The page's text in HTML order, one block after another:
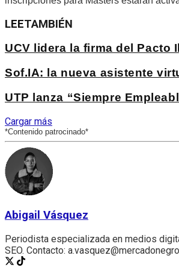
LEETAMBIÉN
UCV lidera la firma del Pacto
Sof.IA: la nueva asistente
UTP lanza “Siempre
Cargar más
*Contenido patrocinado*
Abigail Vásquez
Periodista especializada en medios
SEO. Contacto: